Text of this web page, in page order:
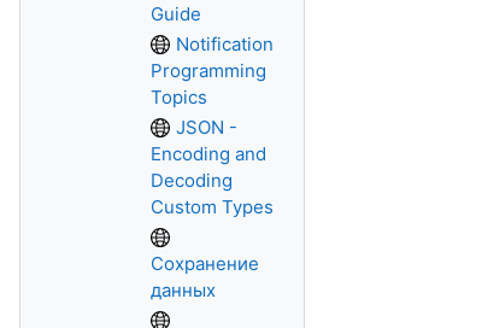
Guide
Notification
Programming
Topics
JSON -
Encoding and
Decoding
Custom Types
Сохранение
данных